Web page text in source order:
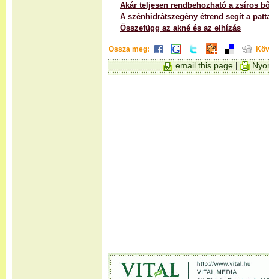
Akár teljesen rendbehozható a zsíros
A szénhidrátszegény étrend segít a
Összefügg az akné és az elhízás
Ossza meg:
email this page |